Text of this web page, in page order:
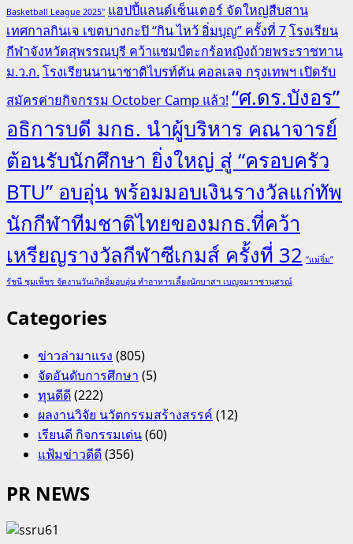
Basketball League 2025" แฮปปี้แลนด์เซ็นเตอร์ จัดใหญ่สืบสาน
เทศกาลกินเจ เขตบางกะปิ “กิน ไหว้ อิ่มบุญ” ครั้งที่ 7โรงเรียน
กีฬาจังหวัดสุพรรณบุรี คว้าแชมป์ตะกร้อหญิงถ้วยพระราชทาน
ม.ว.ก.โรงเรียนนานาชาติไบรท์ตัน คอลเลจ กรุงเทพฯ เปิดรับ
สมัครค่ายกิจกรรม October Camp แล้ว!“ศ.ดร.บังอร”
อธิการบดี มกธ. นำผู้บริหาร คณาจารย์
ต้อนรับนักศึกษา ยิ่งใหญ่ สู่ “ครอบครัว
BTU” อบอุ่น พร้อมมอบเงินรางวัลแก่ทัพ
นักกีฬาทีมชาติไทยของมกธ.ที่คว้า
เหรียญรางวัลกีฬาซีเกมส์ ครั้งที่ 32 “แม่จิ๋ม”
รัชนี ชุมเพ็ชร จัดงานวันเกิดอิ่มอบอุ่น ทำอาหารเลี้ยงนักบาสฯ เบญจมราชานุสรณ์
Categories
ข่าวล่ามาแรง (805)
จัดอันดับการศึกษา (5)
ทุนดีดี(222)
ผลงานวิจัย นวัตกรรมสร้างสรรค์(12)
เรียนดี กิจกรรมเด่น(60)
แฟ้มข่าวดีดี(356)
PR NEWS